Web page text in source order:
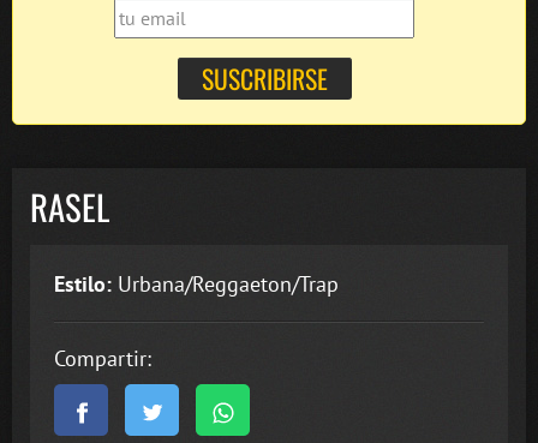
RASEL
Estilo: Urbana/Reggaeton/Trap
Compartir: